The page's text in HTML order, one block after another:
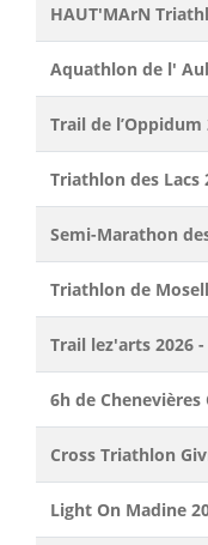
HAUT'MArN
Aquathlon de l'
Trail de l’Oppidum
Triathlon des Lacs
Semi-Marathon
Triathlon de
Trail lez'arts 2026
6h de
Cross Triathlon
Light On Madine